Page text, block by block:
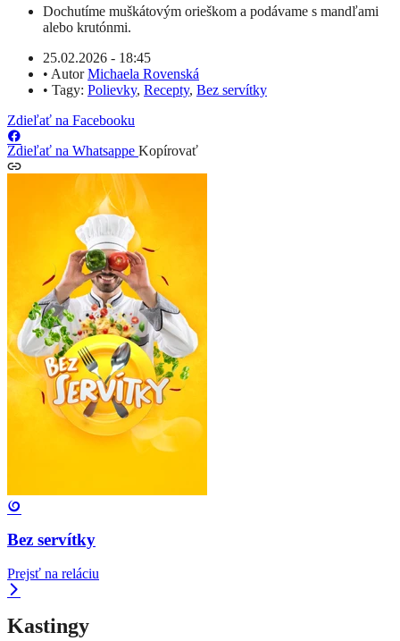
Dochutíme muškátovým orieškom a podávame s mandľami
alebo krutónmi.
25.02.2026 - 18:45
• AutorMichaela Rovenská
• Tagy: Polievky, Recepty, Bez servítky
Zdieľať na Facebooku
Zdieľať na Whatsappe Kopírovať
Bez servítky
Prejsť na reláciu
Kastingy